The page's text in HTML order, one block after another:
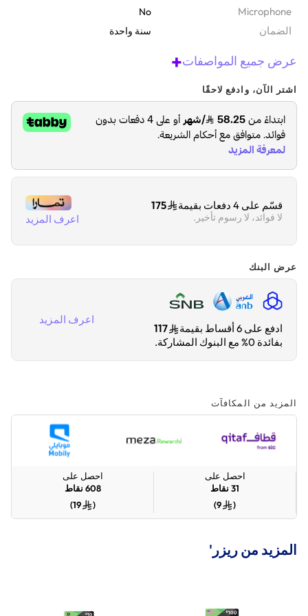
Microphone
No
الضمان‬ سنة واحدة
عرض جميع المواصفات+
اشتر الآن، وادفع لاحقًا
قسّم على 4 دفعات بقيمة 175
لا فوائد، لا رسوم تأخير. اعرف المزيد
عرض البنك
ادفع على 6 أقساط بقيمة
117
بفائدة 0% مع البنوك المشاركة.
اعرف المزيد
المزيد من المكافآت
احصل على
31 نقاط
(
9
)
احصل على
608 نقاط
(
19
)
المزيد من ريزر'